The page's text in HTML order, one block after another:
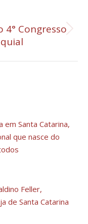
Congresso
Santa Catarina,
que nasce do
Feller,
de Santa Catarina